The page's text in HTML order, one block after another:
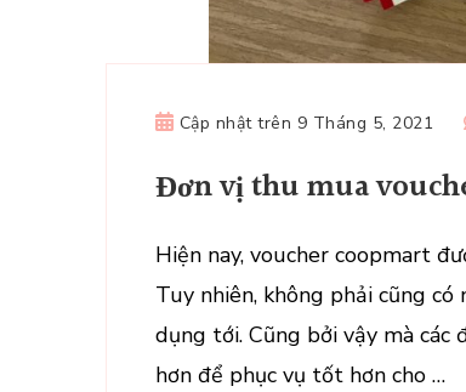
Cập nhật trên 9 Tháng 5, 2021
Đơn vị thu mua
Hiện nay, voucher coopmart
Tuy nhiên, không phải cũng
dụng tới. Cũng bởi vậy mà
hơn để phục vụ tốt hơn cho …